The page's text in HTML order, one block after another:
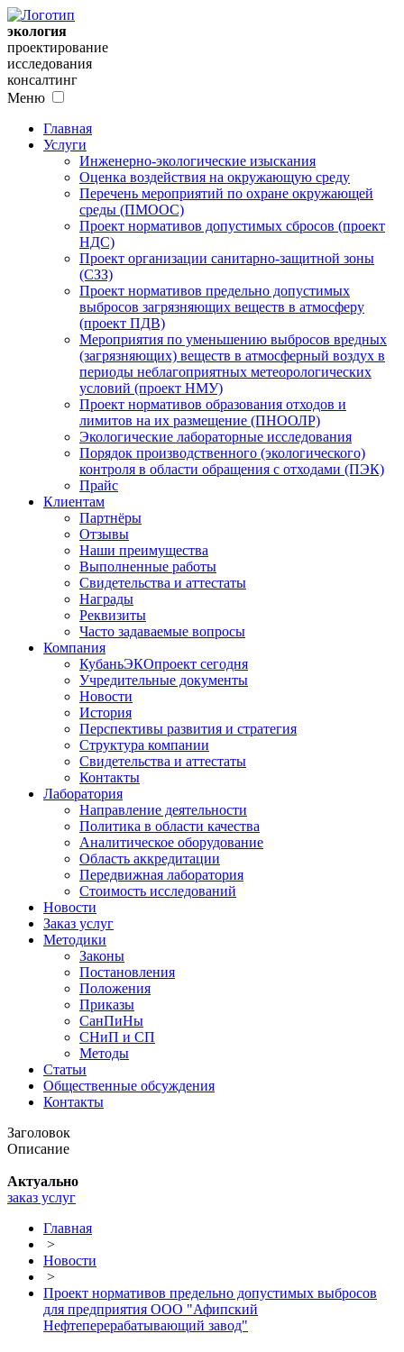
экология
проектирование
исследования
консалтинг
Меню
Главная
Услуги
Инженерно-экологические изыскания
Оценка воздействия на окружающую среду
Перечень мероприятий по охране окружающей
среды (ПМООС)
Проект нормативов допустимых сбросов (проект
НДС)
Проект организации санитарно-защитной зоны
(СЗЗ)
Проект нормативов предельно допустимых
выбросов загрязняющих веществ в атмосферу
(проект ПДВ)
Мероприятия по уменьшению выбросов вредных
(загрязняющих) веществ в атмосферный воздух в
периоды неблагоприятных метеорологических
условий (проект НМУ)
Проект нормативов образования отходов и
лимитов на их размещение (ПНООЛР)
Экологические лабораторные исследования
Порядок производственного (экологического)
контроля в области обращения с отходами (ПЭК)
Прайс
Клиентам
Партнёры
Отзывы
Наши преимущества
Выполненные работы
Свидетельства и аттестаты
Награды
Реквизиты
Часто задаваемые вопросы
Компания
КубаньЭКОпроект сегодня
Учредительные документы
Новости
История
Перспективы развития и стратегия
Структура компании
Свидетельства и аттестаты
Контакты
Лаборатория
Направление деятельности
Политика в области качества
Аналитическое оборудование
Область аккредитации
Передвижная лаборатория
Стоимость исследований
Новости
Заказ услуг
Методики
Законы
Постановления
Положения
Приказы
СанПиНы
СНиП и СП
Методы
Статьи
Общественные обсуждения
Контакты
Заголовок
Описание
Актуально
заказ услуг
Главная
>
Новости
>
Проект нормативов предельно допустимых выбросов
для предприятия ООО "Афипский
Нефтеперерабатывающий завод"